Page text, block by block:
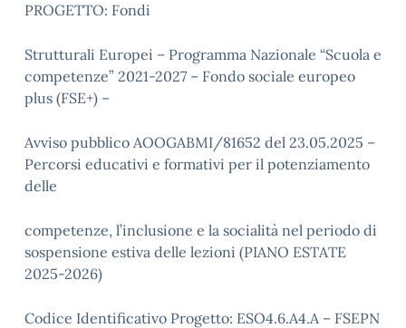
PROGETTO: Fondi
Strutturali Europei – Programma Nazionale “Scuola e
competenze” 2021-2027 – Fondo sociale europeo
plus (FSE+) –
Avviso pubblico AOOGABMI/81652 del 23.05.2025 –
Percorsi educativi e formativi per il potenziamento
delle
competenze, l’inclusione e la socialità nel periodo di
sospensione estiva delle lezioni (PIANO ESTATE
2025-2026)
Codice Identificativo Progetto: ESO4.6.A4.A – FSEPN